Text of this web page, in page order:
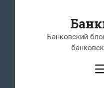
Банковский